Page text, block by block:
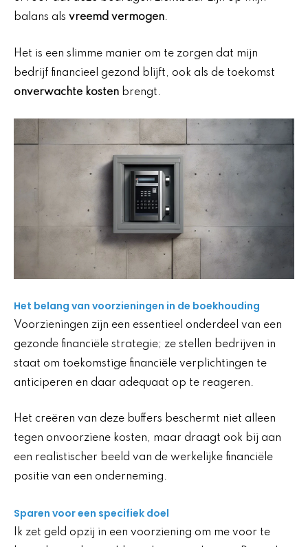
balans als vreemd vermogen.
Het is een slimme manier om te zorgen dat mijn
bedrijf financieel gezond blijft, ook als de toekomst
onverwachte kosten brengt.
Het belang van voorzieningen in de boekhouding
Voorzieningen zijn een essentieel onderdeel van een
gezonde financiële strategie; ze stellen bedrijven in
staat om toekomstige financiële verplichtingen te
anticiperen en daar adequaat op te reageren.
Het creëren van deze buffers beschermt niet alleen
tegen onvoorziene kosten, maar draagt ook bij aan
een realistischer beeld van de werkelijke financiële
positie van een onderneming.
Sparen voor een specifiek doel
Ik zet geld opzij in een voorziening om me voor te